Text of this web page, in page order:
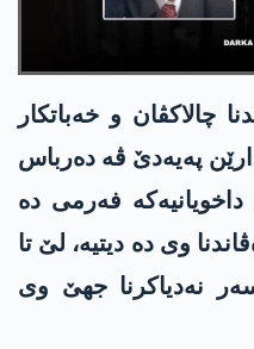
و خەباتکار
په‌یه‌دێ ڤه‌ دەرباس
فەرمی دە
وی دە دیتیە، لێ تا
نەدیاکرنا جهێ وی